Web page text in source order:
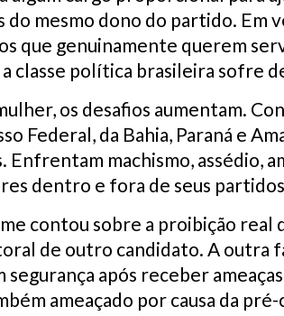
mesmo dono do partido. Em
que genuinamente querem
a classe política brasileira sofre
os desafios aumentam.
Federal, da Bahia, Paraná e
Enfrentam machismo, assédio,
dentro e fora de seus
contou sobre a proibição real
de outro candidato. A outra
segurança após receber
ameaçado por causa da pré-